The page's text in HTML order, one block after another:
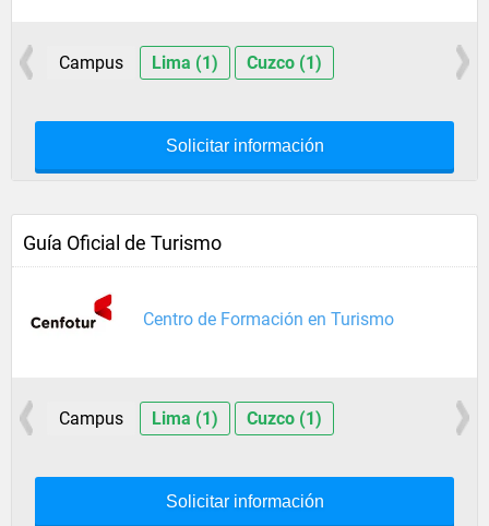
Campus Lima (1) Cuzco (1)
Solicitar información
Guía Oficial de Turismo
Centro de Formación en Turismo
Campus Lima (1) Cuzco (1)
Solicitar información